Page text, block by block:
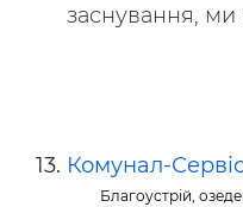
заснування,
Комунал-
Благоустрій,